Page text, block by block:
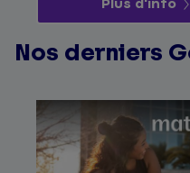
Plus d'info
Nos derniers